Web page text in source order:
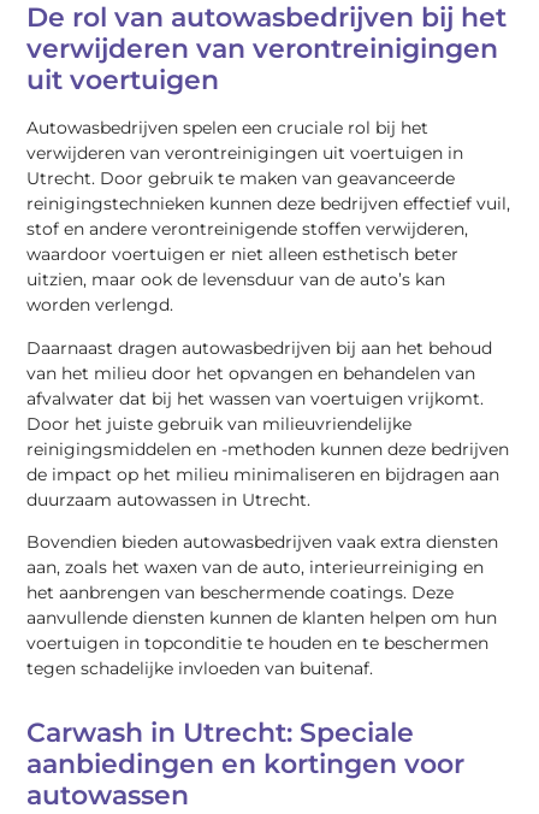
De rol van autowasbedrijven bij het
verwijderen van verontreinigingen
uit voertuigen
Autowasbedrijven spelen een cruciale rol bij het
verwijderen van verontreinigingen uit voertuigen in
Utrecht. Door gebruik te maken van geavanceerde
reinigingstechnieken kunnen deze bedrijven effectief vuil,
stof en andere verontreinigende stoffen verwijderen,
waardoor voertuigen er niet alleen esthetisch beter
uitzien, maar ook de levensduur van de auto’s kan
worden verlengd.
Daarnaast dragen autowasbedrijven bij aan het behoud
van het milieu door het opvangen en behandelen van
afvalwater dat bij het wassen van voertuigen vrijkomt.
Door het juiste gebruik van milieuvriendelijke
reinigingsmiddelen en -methoden kunnen deze bedrijven
de impact op het milieu minimaliseren en bijdragen aan
duurzaam autowassen in Utrecht.
Bovendien bieden autowasbedrijven vaak extra diensten
aan, zoals het waxen van de auto, interieurreiniging en
het aanbrengen van beschermende coatings. Deze
aanvullende diensten kunnen de klanten helpen om hun
voertuigen in topconditie te houden en te beschermen
tegen schadelijke invloeden van buitenaf.
Carwash in Utrecht: Speciale
aanbiedingen en kortingen voor
autowassen